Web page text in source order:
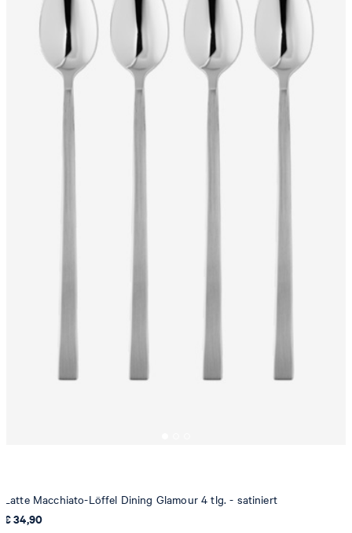
Latte Macchiato-Löffel Dining Glamour 4 tlg. - satiniert
€ 34,90